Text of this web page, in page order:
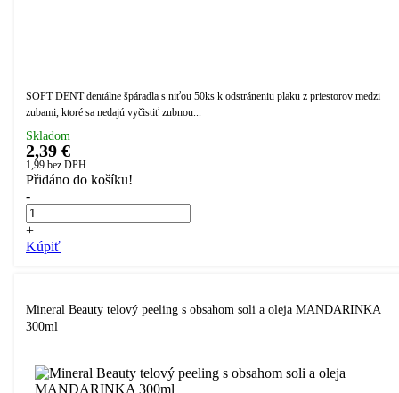
SOFT DENT dentálne špáradla s niťou 50ks k odstráneniu plaku z priestorov medzi
zubami, ktoré sa nedajú vyčistiť zubnou...
Skladom
2,39 €
1,99 bez DPH
Přidáno do košíku!
-
+
Kúpiť
Mineral Beauty telový peeling s obsahom soli a oleja MANDARINKA
300ml